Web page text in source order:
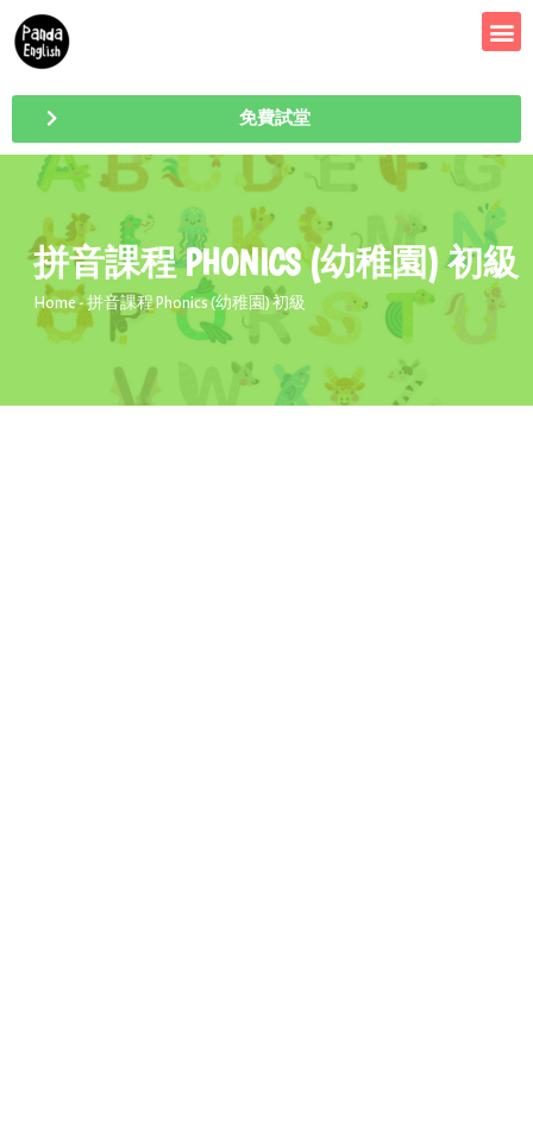
免費試堂
拼音課程 PHONICS (幼稚園) 初級
Home- 拼音課程 Phonics (幼稚園) 初級